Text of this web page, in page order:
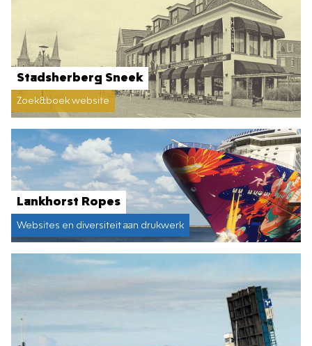
Stadsherberg Sneek
Zoek&boek website
Lankhorst Ropes
Websites en diversiteit aan drukwerk